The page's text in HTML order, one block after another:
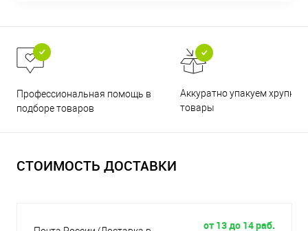
Профессиональная помощь в
подборе товаров
Аккуратно упакуем хрупкие
товары
СТОИМОСТЬ ДОСТАВКИ
от 13 до 14 раб.